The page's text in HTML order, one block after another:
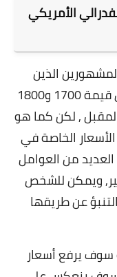
الأمريكي
الذين
يتوقعون أن ترتفع أسعار الذهب بين قيمة 1700 و1800
في العام المقبل , لكن كما هو
الخاصة في
من العوامل
ويمكن للشخص
عن طريقها
سوف يرفع أسعار